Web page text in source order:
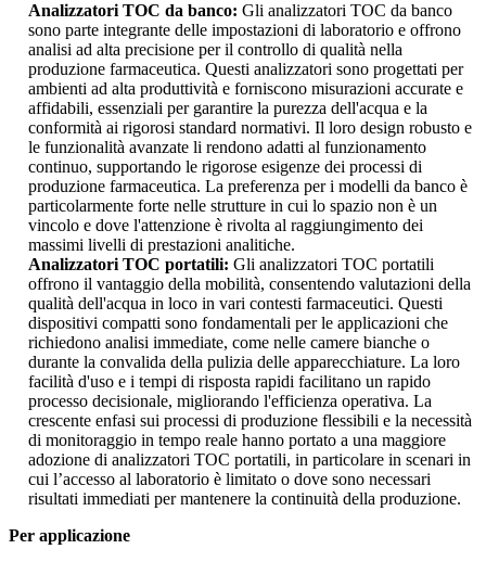
Analizzatori TOC da banco: Gli analizzatori TOC da banco
sono parte integrante delle impostazioni di laboratorio e offrono
analisi ad alta precisione per il controllo di qualità nella
produzione farmaceutica. Questi analizzatori sono progettati per
ambienti ad alta produttività e forniscono misurazioni accurate e
affidabili, essenziali per garantire la purezza dell'acqua e la
conformità ai rigorosi standard normativi. Il loro design robusto e
le funzionalità avanzate li rendono adatti al funzionamento
continuo, supportando le rigorose esigenze dei processi di
produzione farmaceutica. La preferenza per i modelli da banco è
particolarmente forte nelle strutture in cui lo spazio non è un
vincolo e dove l'attenzione è rivolta al raggiungimento dei
massimi livelli di prestazioni analitiche.
Analizzatori TOC portatili: Gli analizzatori TOC portatili
offrono il vantaggio della mobilità, consentendo valutazioni della
qualità dell'acqua in loco in vari contesti farmaceutici. Questi
dispositivi compatti sono fondamentali per le applicazioni che
richiedono analisi immediate, come nelle camere bianche o
durante la convalida della pulizia delle apparecchiature. La loro
facilità d'uso e i tempi di risposta rapidi facilitano un rapido
processo decisionale, migliorando l'efficienza operativa. La
crescente enfasi sui processi di produzione flessibili e la necessità
di monitoraggio in tempo reale hanno portato a una maggiore
adozione di analizzatori TOC portatili, in particolare in scenari in
cui l’accesso al laboratorio è limitato o dove sono necessari
risultati immediati per mantenere la continuità della produzione.
Per applicazione